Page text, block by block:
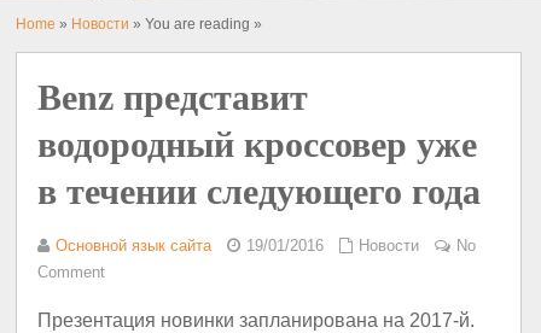
Home » Новости » You are reading »
Benz представит
водородный кроссовер уже
в течении следующего года
Основной язык сайта 19/01/2016 Новости
No
Comment
Презентация новинки запланирована на 2017-й.